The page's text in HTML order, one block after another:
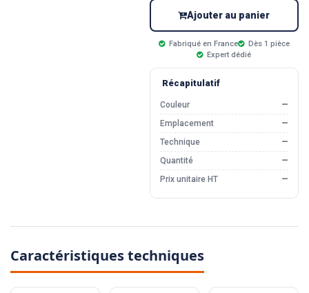
Ajouter au panier
Fabriqué en France
Dès 1 pièce
Expert dédié
Récapitulatif
Couleur
—
Emplacement
—
Technique
—
Quantité
—
Prix unitaire HT
—
Caractéristiques techniques